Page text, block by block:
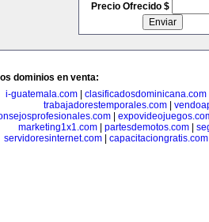
Precio Ofrecido $
dominios en venta:
i-guatemala.com
clasificadosdominicana.com
trabajadorestemporales.com
|
marketing1x1.com| partesdemotos.com|
servidoresinternet.com| capacitaciongratis.com